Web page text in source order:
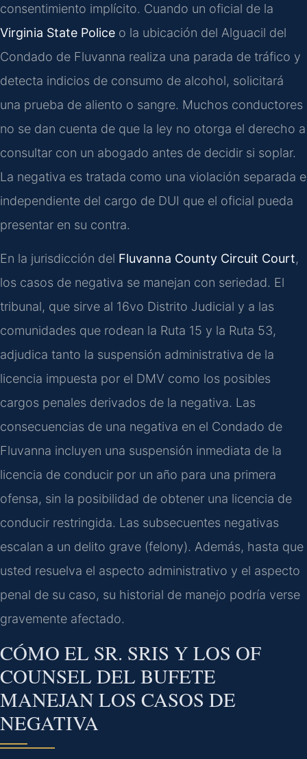
consentimiento implícito. Cuando un oficial de la
Virginia State Police o la ubicación del Alguacil del
Condado de Fluvanna realiza una parada de tráfico y
detecta indicios de consumo de alcohol, solicitará
una prueba de aliento o sangre. Muchos conductores
no se dan cuenta de que la ley no otorga el derecho a
consultar con un abogado antes de decidir si soplar.
La negativa es tratada como una violación separada e
independiente del cargo de DUI que el oficial pueda
presentar en su contra.
En la jurisdicción del Fluvanna County Circuit Court,
los casos de negativa se manejan con seriedad. El
tribunal, que sirve al 16vo Distrito Judicial y a las
comunidades que rodean la Ruta 15 y la Ruta 53,
adjudica tanto la suspensión administrativa de la
licencia impuesta por el DMV como los posibles
cargos penales derivados de la negativa. Las
consecuencias de una negativa en el Condado de
Fluvanna incluyen una suspensión inmediata de la
licencia de conducir por un año para una primera
ofensa, sin la posibilidad de obtener una licencia de
conducir restringida. Las subsecuentes negativas
escalan a un delito grave (felony). Además, hasta que
usted resuelva el aspecto administrativo y el aspecto
penal de su caso, su historial de manejo podría verse
gravemente afectado.
CÓMO EL SR. SRIS Y LOS OF
COUNSEL DEL BUFETE
MANEJAN LOS CASOS DE
NEGATIVA